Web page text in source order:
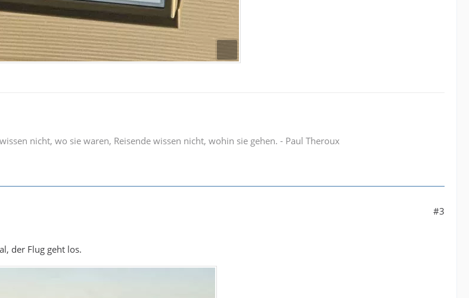
nicht, wo sie waren, Reisende wissen nicht, wohin sie gehen. - Paul Theroux
#3
der Flug geht los.